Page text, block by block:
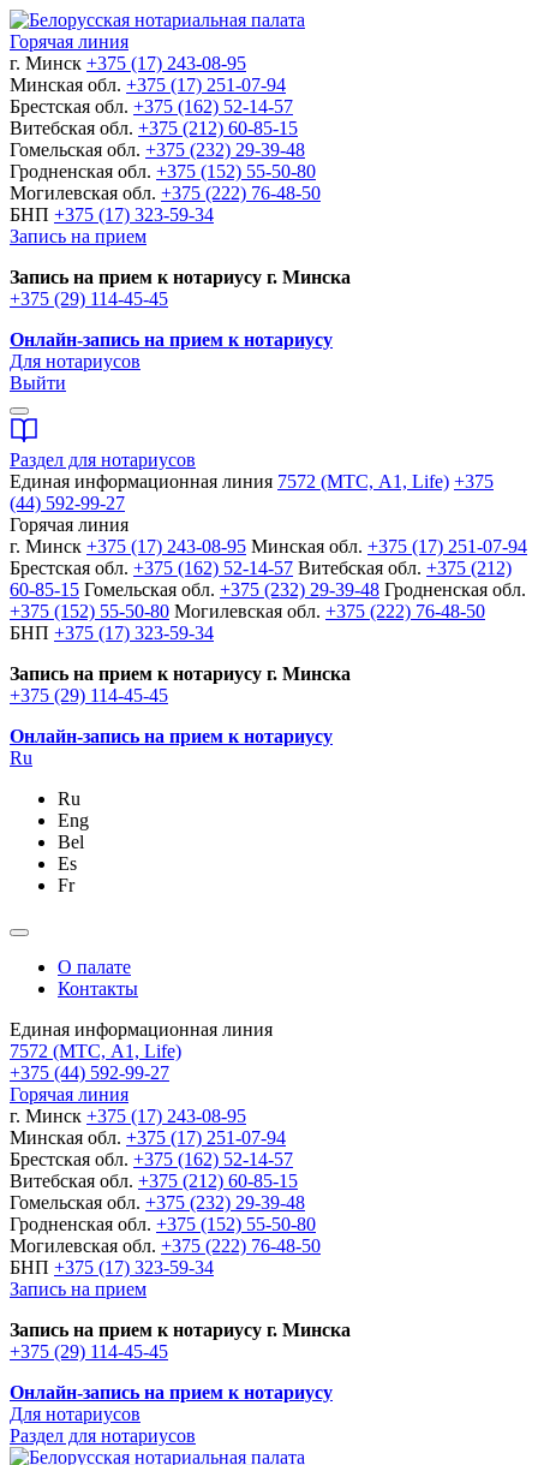
Горячая линия
г. Минск +375 (17) 243-08-95
Минская обл. +375 (17) 251-07-94
Брестская обл. +375 (162) 52-14-57
Витебская обл. +375 (212) 60-85-15
Гомельская обл. +375 (232) 29-39-48
Гродненская обл. +375 (152) 55-50-80
Могилевская обл. +375 (222) 76-48-50
БНП +375 (17) 323-59-34
Запись на прием
Запись на прием к нотариусу г. Минска
+375 (29) 114-45-45
Онлайн-запись на прием к нотариусу
Для нотариусов
Выйти
Раздел для нотариусов
Единая информационная линия 7572 (МТС, A1, Life) +375
(44) 592-99-27
Горячая линия
г. Минск +375 (17) 243-08-95 Минская обл. +375 (17) 251-07-94
Брестская обл. +375 (162) 52-14-57 Витебская обл. +375 (212)
60-85-15 Гомельская обл. +375 (232) 29-39-48 Гродненская обл.
+375 (152) 55-50-80 Могилевская обл. +375 (222) 76-48-50
БНП +375 (17) 323-59-34
Запись на прием к нотариусу г. Минска
+375 (29) 114-45-45
Онлайн-запись на прием к нотариусу
Ru
Ru
Eng
Bel
Es
Fr
О палате
Контакты
Единая информационная линия
7572 (МТС, A1, Life)
+375 (44) 592-99-27
Горячая линия
г. Минск +375 (17) 243-08-95
Минская обл. +375 (17) 251-07-94
Брестская обл. +375 (162) 52-14-57
Витебская обл. +375 (212) 60-85-15
Гомельская обл. +375 (232) 29-39-48
Гродненская обл. +375 (152) 55-50-80
Могилевская обл. +375 (222) 76-48-50
БНП +375 (17) 323-59-34
Запись на прием
Запись на прием к нотариусу г. Минска
+375 (29) 114-45-45
Онлайн-запись на прием к нотариусу
Для нотариусов
Раздел для нотариусов